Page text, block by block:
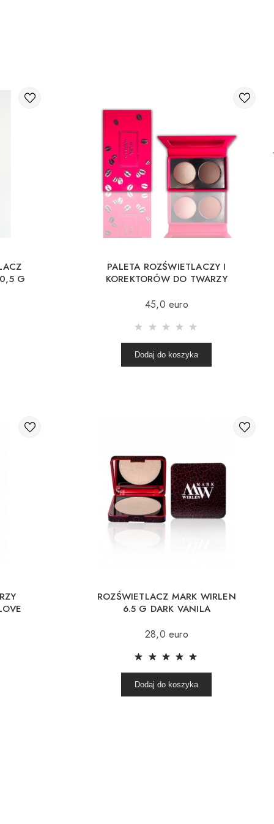
G
PALETA ROZŚWIETLACZY I
KOREKTORÓW DO TWARZY
COFFEE TIME
45,0 euro
Dodaj do koszyka
ROZŚWIETLACZ MARK WIRLEN
6.5 G DARK VANILA
28,0 euro
Dodaj do koszyka